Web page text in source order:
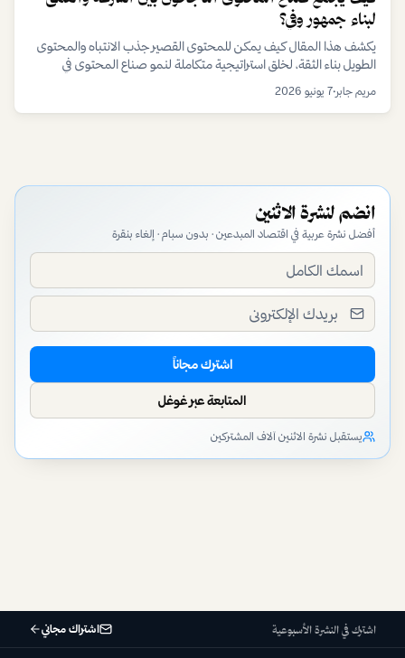
وتتطلب من صانعي المحتوى تقديم رسائل إيجابية تعكس صورة الإمارات
المشرقة وتدعم مسيرتها التنموية.
لبناء جمهور وفي؟
يكشف هذا المقال كيف يمكن للمحتوى القصير جذب الانتباه والمحتوى
الطويل بناء الثقة، لخلق استراتيجية متكاملة لنمو صناع المحتوى في
مريم جابر•7 يونيو 2026
انضم لنشرة الاثنين
أفضل نشرة عربية في اقتصاد المبدعين · بدون سبام · إلغاء بنقرة
اشترك مجاناً
المتابعة عبر غوغل
يستقبل نشرة الاثنين آلاف المشتركين
اشترك في النشرة الأسبوعية اشتراك مجاني